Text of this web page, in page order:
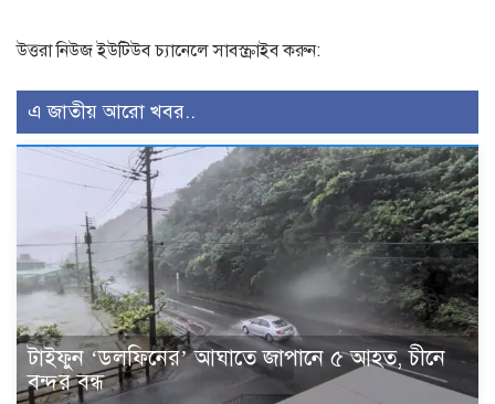
উত্তরা নিউজ ইউটিউব চ্যানেলে সাবস্ক্রাইব করুন:
এ জাতীয় আরো খবর..
টাইফুন ‘ডলফিনের’ আঘাতে জাপানে ৫ আহত, চীনে
বন্দর বন্ধ